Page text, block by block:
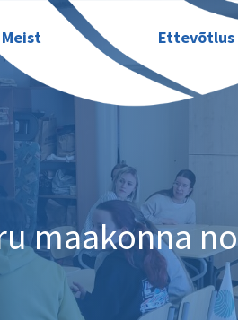
Meist Ettevõtlus
maakonna